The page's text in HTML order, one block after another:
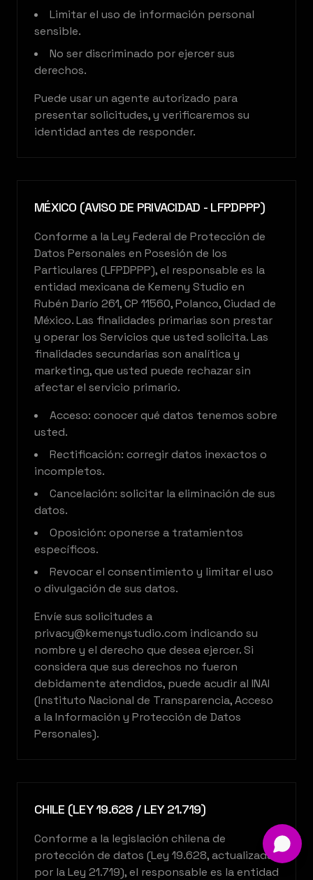
Limitar el uso de información personal
sensible.
No ser discriminado por ejercer sus
derechos.
Puede usar un agente autorizado para
presentar solicitudes, y verificaremos su
identidad antes de responder.
MÉXICO (AVISO DE PRIVACIDAD - LFPDPPP)
Conforme a la Ley Federal de Protección de
Datos Personales en Posesión de los
Particulares (LFPDPPP), el responsable es la
entidad mexicana de Kemeny Studio en
Rubén Darío 261, CP 11560, Polanco, Ciudad de
México. Las finalidades primarias son prestar
y operar los Servicios que usted solicita. Las
finalidades secundarias son analítica y
marketing, que usted puede rechazar sin
afectar el servicio primario.
Acceso: conocer qué datos tenemos sobre
usted.
Rectificación: corregir datos inexactos o
incompletos.
Cancelación: solicitar la eliminación de sus
datos.
Oposición: oponerse a tratamientos
específicos.
Revocar el consentimiento y limitar el uso
o divulgación de sus datos.
Envíe sus solicitudes a
privacy@kemenystudio.com indicando su
nombre y el derecho que desea ejercer. Si
considera que sus derechos no fueron
debidamente atendidos, puede acudir al INAI
(Instituto Nacional de Transparencia, Acceso
a la Información y Protección de Datos
Personales).
CHILE (LEY 19.628 / LEY 21.719)
Conforme a la legislación chilena de
protección de datos (Ley 19.628, actualizada
por la Ley 21.719), el responsable es la entidad